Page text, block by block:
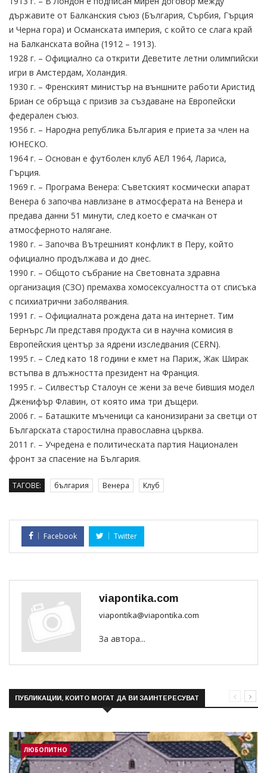
държавите от Балканския съюз (България, Сърбия, Гърция
и Черна гора) и Османската империя, с който се слага край
на Балканската война (1912 – 1913).
1928 г. – Официално са открити Деветите летни олимпийски
игри в Амстердам, Холандия.
1930 г. – Френският министър на външните работи Аристид
Бриан се обръща с призив за създаване на Европейски
федерален съюз.
1956 г. – Народна република България е приета за член на
ЮНЕСКО.
1964 г. – Основан е футболен клуб АЕЛ 1964, Лариса,
Гърция.
1969 г. – Програма Венера: Съветският космически апарат
Венера 6 започва навлизане в атмосферата на Венера и
предава данни 51 минути, след което е смачкан от
атмосферното налягане.
1980 г. – Започва Вътрешният конфликт в Перу, който
официално продължава и до днес.
1990 г. – Общото събрание на Световната здравна
организация (СЗО) премахва хомосексуалността от списъка
с психиатрични заболявания.
1991 г. – Официалната рождена дата на интернет. Тим
Бернърс Ли представя продукта си в научна комисия в
Европейския център за ядрени изследвания (CERN).
1995 г. – След като 18 години е кмет на Париж, Жак Ширак
встъпва в длъжността президент на Франция.
1995 г. – Силвестър Сталоун се жени за вече бившия модел
Дженифър Флавин, от която има три дъщери.
2006 г. – Баташките мъченици са канонизирани за светци от
Българската старостилна православна църква.
2011 г. – Учредена е политическата партия Национален
фронт за спасение на България.
ТАГОВЕ: българия Венера Клуб
Facebook Twitter
viapontika.com
viapontika@viapontika.com
За автора...
ПУБЛИКАЦИИ, КОИТО МОГАТ ДА ВИ ЗАИНТЕРЕСУВАТ
ЛЮБОПИТНО